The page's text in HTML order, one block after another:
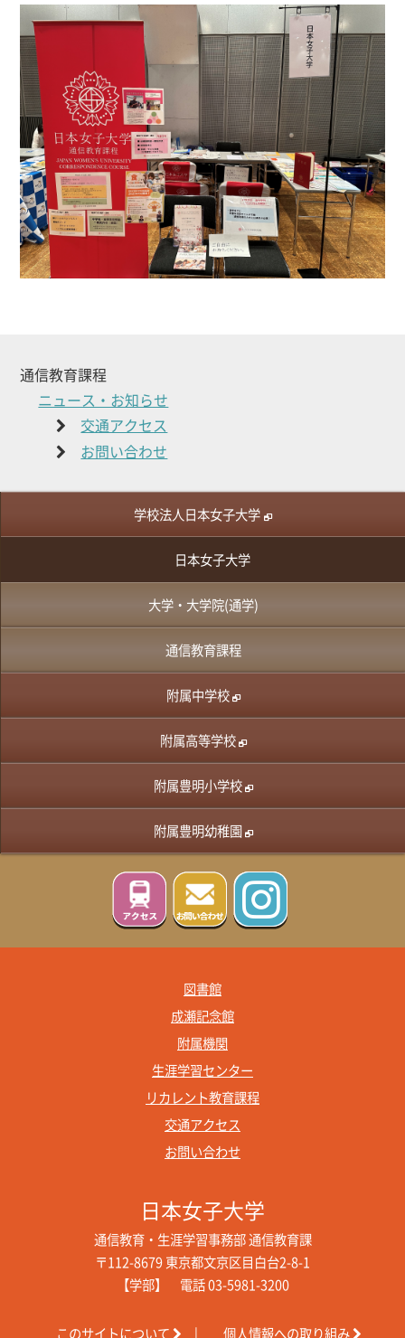
通信教育課程
ニュース・お知らせ
交通アクセス
お問い合わせ
学校法人日本女子大学
日本女子大学
大学・大学院(通学)
通信教育課程
附属中学校
附属高等学校
附属豊明小学校
附属豊明幼稚園
図書館
成瀬記念館
附属機関
生涯学習センター
リカレント教育課程
交通アクセス
お問い合わせ
日本女子大学
通信教育・生涯学習事務部 通信教育課
〒112-8679 東京都文京区目白台2-8-1
【学部】 電話 03-5981-3200
このサイトについて | 個人情報への取り組み